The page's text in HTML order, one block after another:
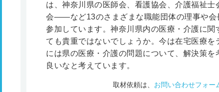
は、神奈川県の医師会、看護協会、介護福祉
会――など13のさまざまな職能団体の理事や会
参加しています。神奈川県内の医療・介護に
ても貴重ではないでしょうか。今は在宅医療
には県の医療・介護の問題について、解決策
良いなと考えています。
取材依頼は、 お問い合わせフォー